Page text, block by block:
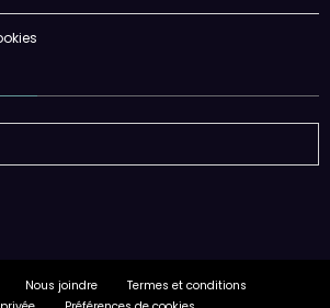
Nous joindre
Termes et conditions